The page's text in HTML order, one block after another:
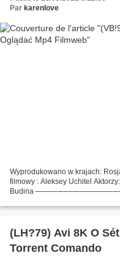
Par karenlove
Wyprodukowano w krajach:
filmowy : Aleksey Uchitel
Budina
(LH?79) Avi 8K O
Torrent Comando